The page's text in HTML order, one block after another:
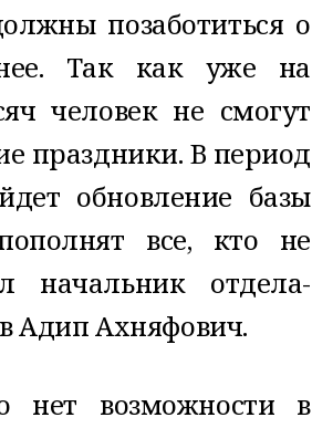
позаботиться о
Так как уже на
человек не смогут
праздники. В период
обновление базы
все, кто не
начальник отдела-
Адип Ахняфович.
нет возможности в